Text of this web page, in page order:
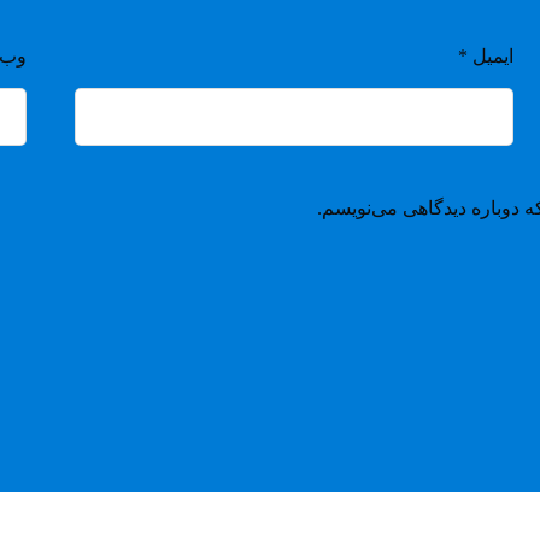
ایمیل *
دوباره دیدگاهی می‌نویسم.